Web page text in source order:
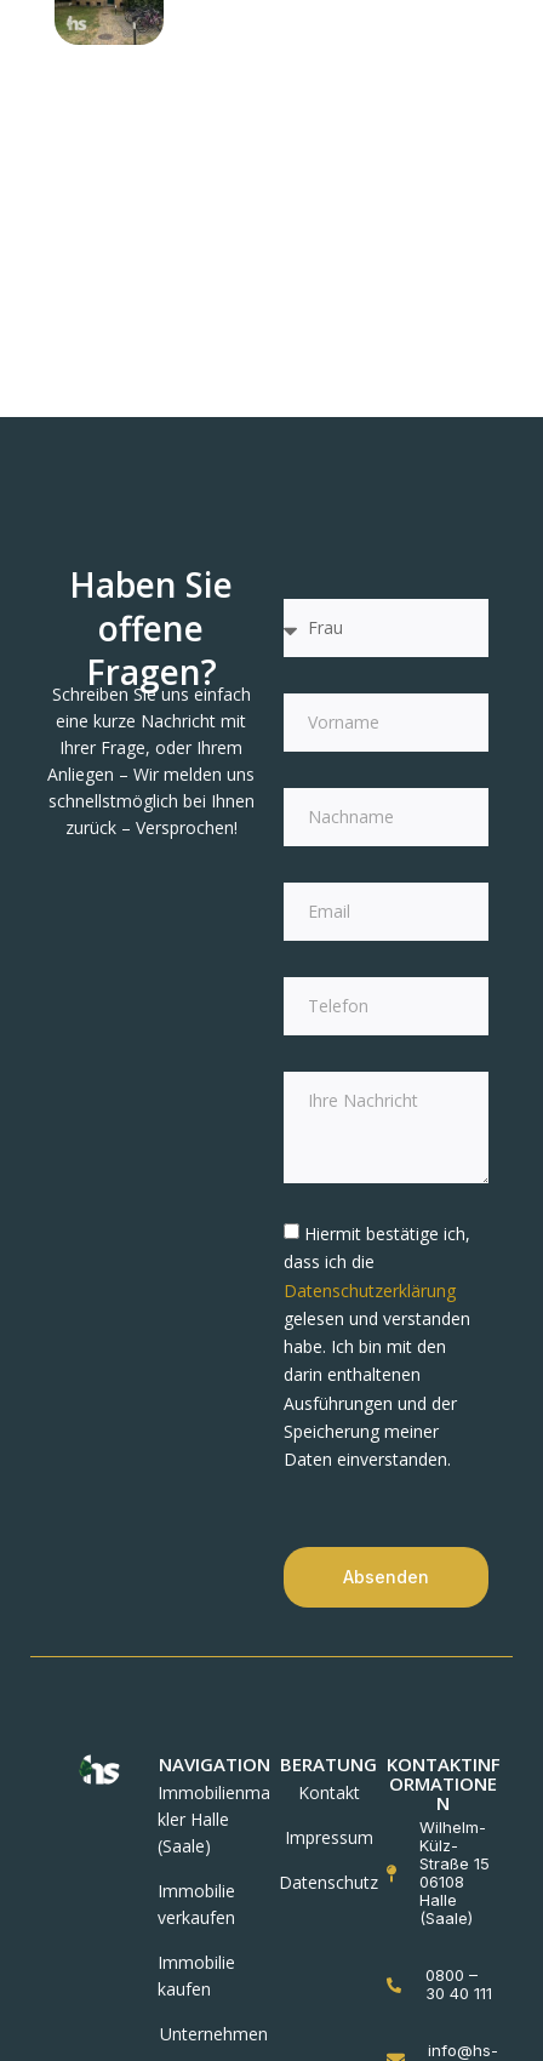
Haben Sie
offene
Fragen?
Schreiben Sie uns einfach
eine kurze Nachricht mit
Ihrer Frage, oder Ihrem
Anliegen – Wir melden uns
schnellstmöglich bei Ihnen
zurück – Versprochen!
Hiermit bestätige ich,
dass ich die
Datenschutzerklärung
gelesen und verstanden
habe. Ich bin mit den
darin enthaltenen
Ausführungen und der
Speicherung meiner
Daten einverstanden.
Absenden
NAVIGATION
Immobilienma
kler Halle
(Saale)
Immobilie
verkaufen
Immobilie
kaufen
Unternehmen
BERATUNG
Kontakt
Impressum
Datenschutz
KONTAKTINF
ORMATIONE
N
Wilhelm-
Külz-
Straße 15
06108
Halle
(Saale)
0800 –
30 40 111
info@hs-